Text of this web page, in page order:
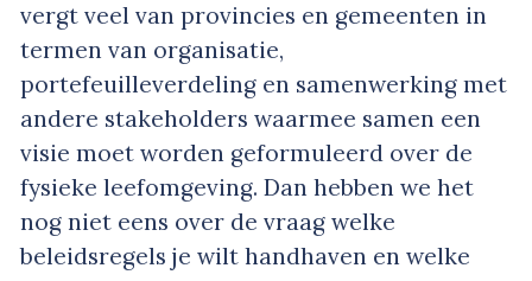
vergt veel van provincies en gemeenten in
termen van organisatie,
portefeuilleverdeling en samenwerking met
andere stakeholders waarmee samen een
visie moet worden geformuleerd over de
fysieke leefomgeving. Dan hebben we het
nog niet eens over de vraag welke
beleidsregels je wilt handhaven en welke